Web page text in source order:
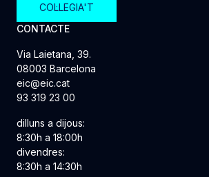
COL·LEGIA'T
CONTACTE
Via Laietana, 39.
08003 Barcelona
eic@eic.cat
93 319 23 00
dilluns a dijous:
8:30h a 18:00h
divendres:
8:30h a 14:30h